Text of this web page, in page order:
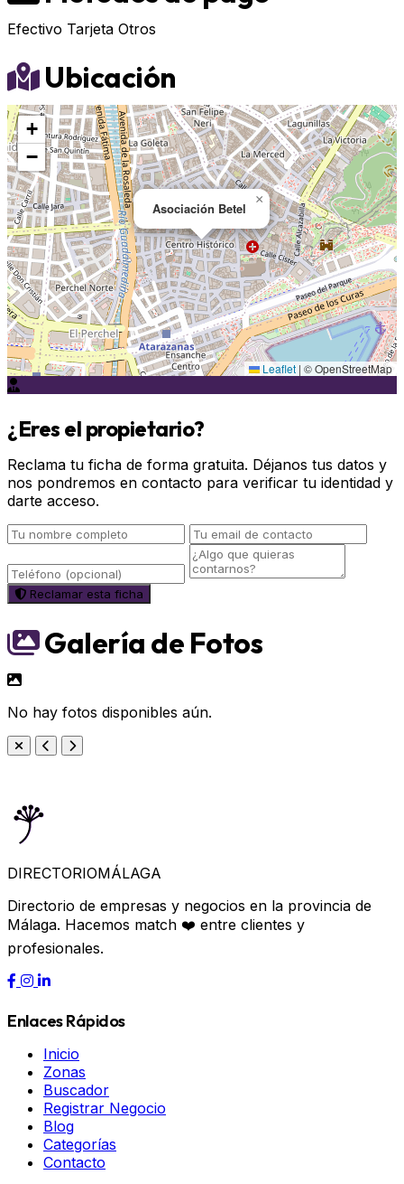
Efectivo Tarjeta Otros
Ubicación
Asociación Betel
×
+
−
Leaflet | © OpenStreetMap
¿Eres el propietario?
Reclama tu ficha de forma gratuita. Déjanos tus datos y
nos pondremos en contacto para verificar tu identidad y
darte acceso.
Reclamar esta ficha
Galería de Fotos
No hay fotos disponibles aún.
DIRECTORIOMÁLAGA
Directorio de empresas y negocios en la provincia de
Málaga. Hacemos match ❤️ entre clientes y
profesionales.
Enlaces Rápidos
Inicio
Zonas
Buscador
Registrar Negocio
Blog
Categorías
Contacto